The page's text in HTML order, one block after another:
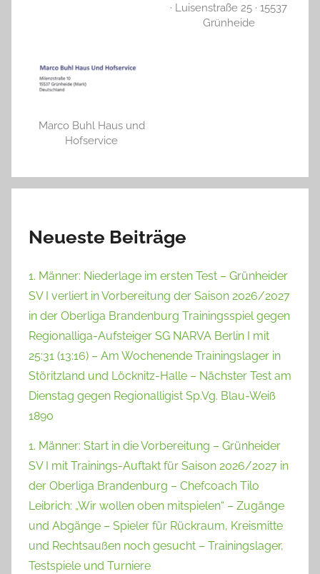
· Luisenstraße 25 · 15537
Grünheide
Marco Buhl Haus und
Hofservice
Neueste Beiträge
1. Männer: Niederlage im ersten Test – Grünheider
SV I verliert in Vorbereitung der Saison 2026/2027
in der Oberliga Brandenburg Trainingsspiel gegen
Regionalliga-Aufsteiger SG NARVA Berlin I mit
25:31 (13:16) – Am Wochenende Trainingslager in
Störitzland und Löcknitz-Halle – Nächster Test am
Dienstag gegen Regionalligist Sp.Vg. Blau-Weiß
1890
1. Männer: Start in die Vorbereitung – Grünheider
SV I mit Trainings-Auftakt für Saison 2026/2027 in
der Oberliga Brandenburg – Chefcoach Tilo
Leibrich: „Wir wollen oben mitspielen“ – Zugänge
und Abgänge – Spieler für Rückraum, Kreismitte
und Rechtsaußen noch gesucht – Trainingslager,
Testspiele und Turniere